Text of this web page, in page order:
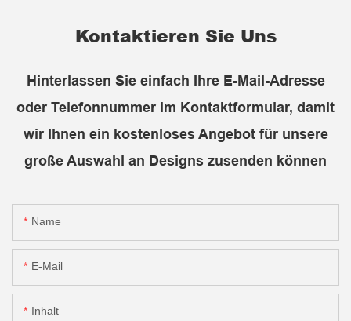
Kontaktieren Sie Uns
Hinterlassen Sie einfach Ihre E-Mail-Adresse
oder Telefonnummer im Kontaktformular, damit
wir Ihnen ein kostenloses Angebot für unsere
große Auswahl an Designs zusenden können
Name
E-Mail
Inhalt